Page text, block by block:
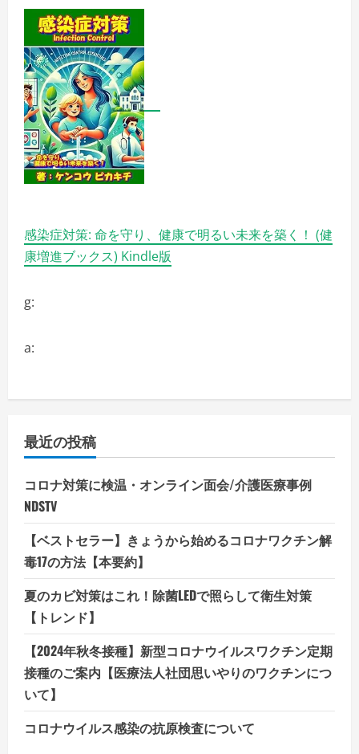
コ
ミ、
メ
リ
ッ
ト
と
デ
メ
リ
ッ
ト!!
の
詳
細
を
ご
さ
い
感染症対策: 命を守り、健康で明るい未来を築く！ (健
康増進ブックス) Kindle版
g:
a:
最近の投稿
コロナ対策に検温・オンライン面会/介護医療事例
NDSTV
【ベストセラー】きょうから始めるコロナワクチン解
毒17の方法【本要約】
夏のカビ対策はこれ！除菌LEDで照らして衛生対策
【トレンド】
【2024年秋冬接種】新型コロナウイルスワクチン定期
接種のご案内【医療法人社団思いやりのワクチンにつ
いて】
コロナウイルス感染の抗原検査について